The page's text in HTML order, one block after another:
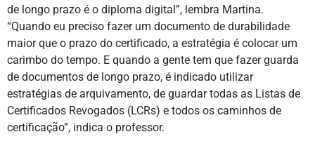
de longo prazo é o diploma digital”, lembra Martina.
“Quando eu preciso fazer um documento de durabilidade
maior que o prazo do certificado, a estratégia é colocar um
carimbo do tempo. E quando a gente tem que fazer guarda
de documentos de longo prazo, é indicado utilizar
estratégias de arquivamento, de guardar todas as Listas de
Certificados Revogados (LCRs) e todos os caminhos de
certificação”, indica o professor.